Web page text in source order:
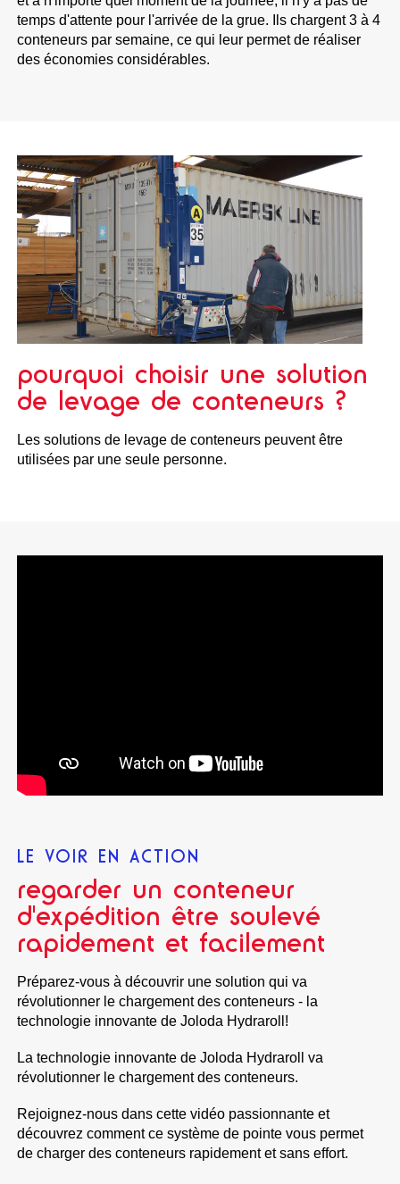
temps d'attente pour l'arrivée de la grue. Ils chargent 3 à 4
conteneurs par semaine, ce qui leur permet de réaliser
des économies considérables.
pourquoi choisir une solution
de levage de conteneurs ?
Les solutions de levage de conteneurs peuvent être
utilisées par une seule personne.
LE VOIR EN ACTION
regarder un conteneur
d'expédition être soulevé
rapidement et facilement
Préparez-vous à découvrir une solution qui va
révolutionner le chargement des conteneurs - la
technologie innovante de Joloda Hydraroll!
La technologie innovante de Joloda Hydraroll va
révolutionner le chargement des conteneurs.
Rejoignez-nous dans cette vidéo passionnante et
découvrez comment ce système de pointe vous permet
de charger des conteneurs rapidement et sans effort.